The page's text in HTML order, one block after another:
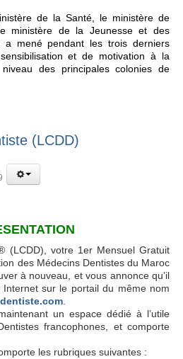
de la Santé, le ministère de
ministère de la Jeunesse et des
a mené pendant les trois derniers
et de motivation à la
des principales colonies de
(LCDD)
(LCDD), votre 1er Mensuel Gratuit
des Médecins Dentistes du Maroc
à nouveau, et vous annonce qu’il
sur le portail du même nom
un espace dédié à l’utile
francophones, et comporte
les rubriques suivantes :